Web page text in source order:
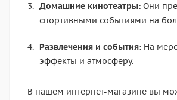
Домашние кинотеатры: Они
спортивными событиями на
Развлечения и события: На
эффекты и атмосферу.
В нашем интернет-магазине вы